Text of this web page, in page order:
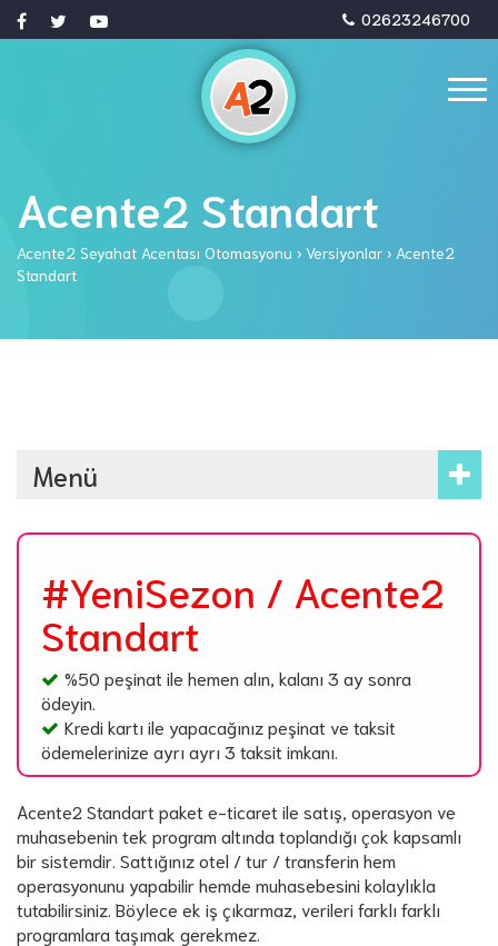
02623246700
Acente2 Standart
Acente2 Seyahat Acentası Otomasyonu › Versiyonlar › Acente2
Standart
Menü
#YeniSezon / Acente2
Standart
%50 peşinat ile hemen alın, kalanı 3 ay sonra
ödeyin.
Kredi kartı ile yapacağınız peşinat ve taksit
ödemelerinize ayrı ayrı 3 taksit imkanı.
Acente2 Standart paket e-ticaret ile satış, operasyon ve
muhasebenin tek program altında toplandığı çok kapsamlı
bir sistemdir. Sattığınız otel / tur / transferin hem
operasyonunu yapabilir hemde muhasebesini kolaylıkla
tutabilirsiniz. Böylece ek iş çıkarmaz, verileri farklı farklı
programlara taşımak gerekmez.